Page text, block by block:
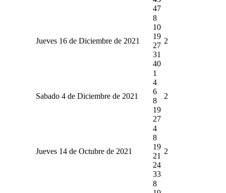
47
Jueves 16 de Diciembre de 2021
8
10
19
27
31
40
2
Sabado 4 de Diciembre de 2021
1
4
6
8
19
27
2
Jueves 14 de Octubre de 2021
4
8
19
21
24
33
2
8